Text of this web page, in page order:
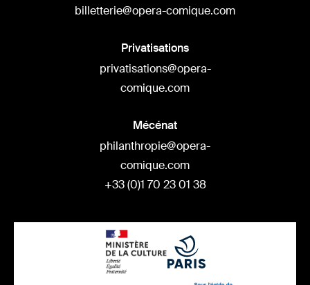
billetterie@opera-comique.com
Privatisations
privatisations@opera-
comique.com
Mécénat
philanthropie@opera-
comique.com
+33 (0)1 70 23 01 38